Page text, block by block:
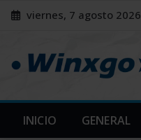
Skip viernes, 7 agosto 2026
INICIO GENERAL
modal-check
modal-check